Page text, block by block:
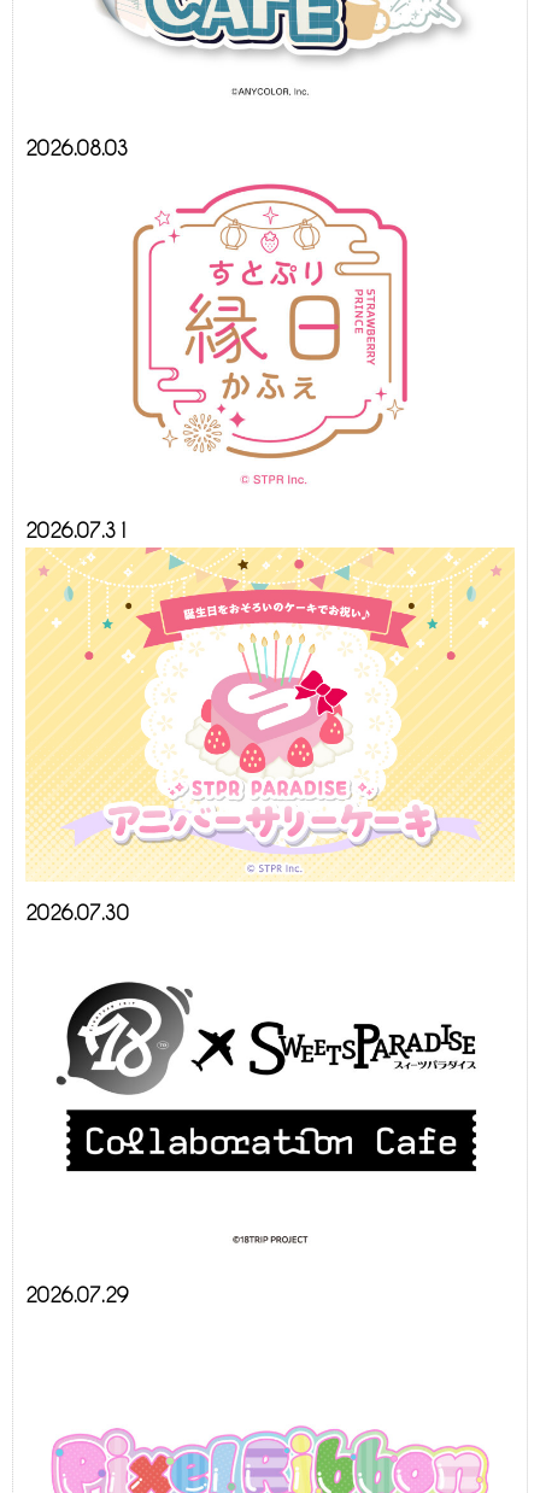
2026.08.03
2026.07.31
2026.07.30
2026.07.29